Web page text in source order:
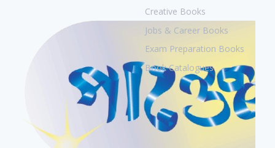
Creative Books
Jobs & Career Books
Exam Preparation Books
Book Catalogues